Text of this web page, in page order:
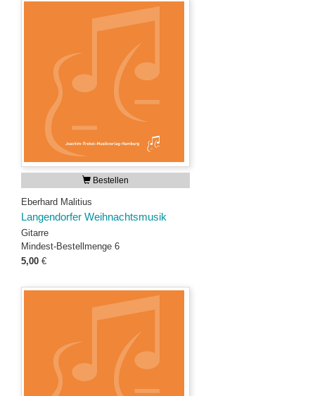
Bestellen
Eberhard Malitius
Langendorfer Weihnachtsmusik
Gitarre
Mindest-Bestellmenge 6
5,00 €